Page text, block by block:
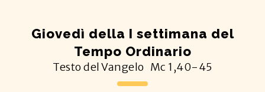
Giovedì della I settimana del
Tempo Ordinario
Testo del Vangelo Mc 1,40-45